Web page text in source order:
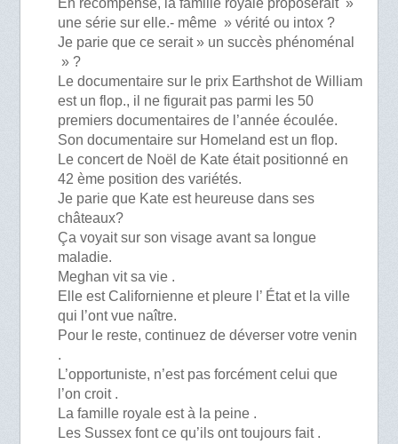
En récompense, la famille royale proposerait »
une série sur elle.- même » vérité ou intox ?
Je parie que ce serait » un succès phénoménal
» ?
Le documentaire sur le prix Earthshot de William
est un flop., il ne figurait pas parmi les 50
premiers documentaires de l’année écoulée.
Son documentaire sur Homeland est un flop.
Le concert de Noël de Kate était positionné en
42 ème position des variétés.
Je parie que Kate est heureuse dans ses
châteaux?
Ça voyait sur son visage avant sa longue
maladie.
Meghan vit sa vie .
Elle est Californienne et pleure l’ État et la ville
qui l’ont vue naître.
Pour le reste, continuez de déverser votre venin
.
L’opportuniste, n’est pas forcément celui que
l’on croit .
La famille royale est à la peine .
Les Sussex font ce qu’ils ont toujours fait .